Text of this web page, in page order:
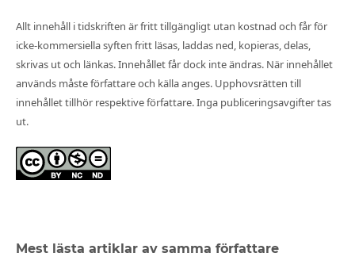
Allt innehåll i tidskriften är fritt tillgängligt utan kostnad och får för
icke-kommersiella syften fritt läsas, laddas ned, kopieras, delas,
skrivas ut och länkas. Innehållet får dock inte ändras. När innehållet
används måste författare och källa anges. Upphovsrätten till
innehållet tillhör respektive författare. Inga publiceringsavgifter tas
ut.
Mest lästa artiklar av samma författare